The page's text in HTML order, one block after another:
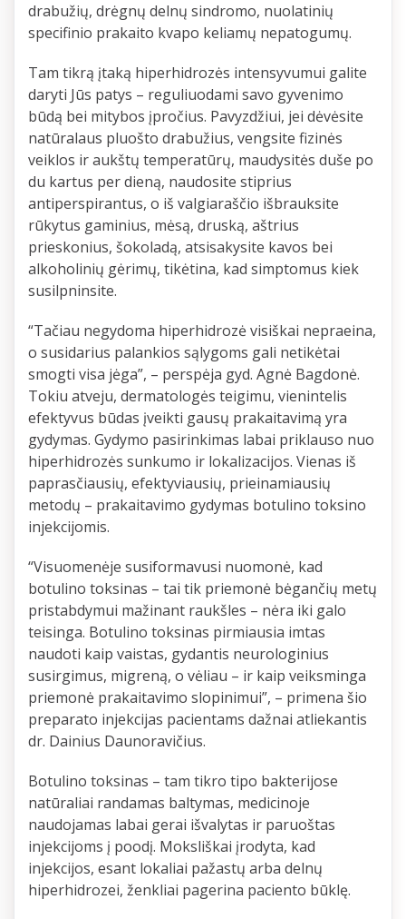
drabužių, drėgnų delnų sindromo, nuolatinių
specifinio prakaito kvapo keliamų nepatogumų.
Tam tikrą įtaką hiperhidrozės intensyvumui galite
daryti Jūs patys – reguliuodami savo gyvenimo
būdą bei mitybos įpročius. Pavyzdžiui, jei dėvėsite
natūralaus pluošto drabužius, vengsite fizinės
veiklos ir aukštų temperatūrų, maudysitės duše po
du kartus per dieną, naudosite stiprius
antiperspirantus, o iš valgiaraščio išbrauksite
rūkytus gaminius, mėsą, druską, aštrius
prieskonius, šokoladą, atsisakysite kavos bei
alkoholinių gėrimų, tikėtina, kad simptomus kiek
susilpninsite.
“Tačiau negydoma hiperhidrozė visiškai nepraeina,
o susidarius palankios sąlygoms gali netikėtai
smogti visa jėga”, – perspėja gyd. Agnė Bagdonė.
Tokiu atveju, dermatologės teigimu, vienintelis
efektyvus būdas įveikti gausų prakaitavimą yra
gydymas. Gydymo pasirinkimas labai priklauso nuo
hiperhidrozės sunkumo ir lokalizacijos. Vienas iš
paprasčiausių, efektyviausių, prieinamiausių
metodų – prakaitavimo gydymas botulino toksino
injekcijomis.
“Visuomenėje susiformavusi nuomonė, kad
botulino toksinas – tai tik priemonė bėgančių metų
pristabdymui mažinant raukšles – nėra iki galo
teisinga. Botulino toksinas pirmiausia imtas
naudoti kaip vaistas, gydantis neurologinius
susirgimus, migreną, o vėliau – ir kaip veiksminga
priemonė prakaitavimo slopinimui”, – primena šio
preparato injekcijas pacientams dažnai atliekantis
dr. Dainius Daunoravičius.
Botulino toksinas – tam tikro tipo bakterijose
natūraliai randamas baltymas, medicinoje
naudojamas labai gerai išvalytas ir paruoštas
injekcijoms į poodį. Moksliškai įrodyta, kad
injekcijos, esant lokaliai pažastų arba delnų
hiperhidrozei, ženkliai pagerina paciento būklę.